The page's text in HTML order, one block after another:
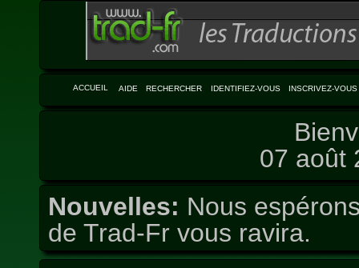
ACCUEIL AIDE RECHERCHER IDENTIFIEZ-VOUS INSCRIVEZ-VOUS
07 août
Nouvelles: Nous
de Trad-Fr vous ravira.